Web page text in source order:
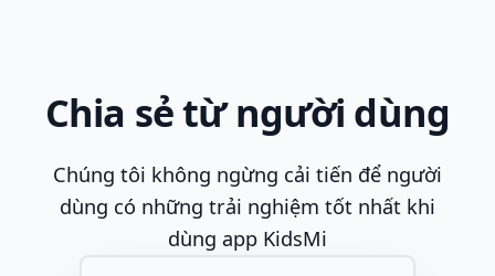
Chia sẻ từ người dùng
Chúng tôi không ngừng cải tiến để người
dùng có những trải nghiệm tốt nhất khi
dùng app KidsMi